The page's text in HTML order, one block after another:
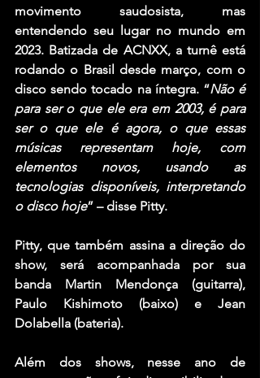
movimento saudosista, mas
entendendo seu lugar no mundo em
2023. Batizada de ACNXX, a turnê está
rodando o Brasil desde março, com o
disco sendo tocado na íntegra. “Não é
para ser o que ele era em 2003, é para
ser o que ele é agora, o que essas
músicas representam hoje, com
elementos novos, usando as
tecnologias disponíveis, interpretando
o disco hoje” – disse Pitty.
Pitty, que também assina a direção do
show, será acompanhada por sua
banda Martin Mendonça (guitarra),
Paulo Kishimoto (baixo) e Jean
Dolabella (bateria).
Além dos shows, nesse ano de